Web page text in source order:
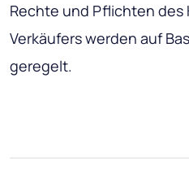
Rechte und Pflichten des
Verkäufers werden auf
geregelt.